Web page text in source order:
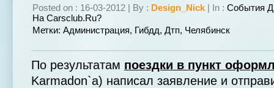
Posted on : 16-03-2012 | By : Design_Nick | In : События
На Carsclub.ru?
Метки: Администрация, Гибдд, Дтп, Челябинск
По результатам поездки в пункт
Karmadon`a) написал заявление и